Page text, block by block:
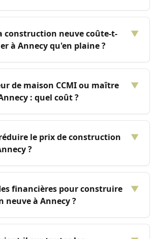
construction neuve coûte-t-
à Annecy qu'en plaine ?
▼
de maison CCMI ou maître
: quel coût ?
▼
le prix de construction
?
▼
financières pour construire
neuve à Annecy ?
▼